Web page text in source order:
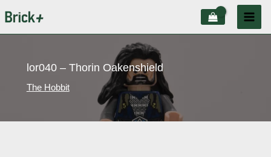
au
lor040 – Thorin Oakenshield
The Hobbit